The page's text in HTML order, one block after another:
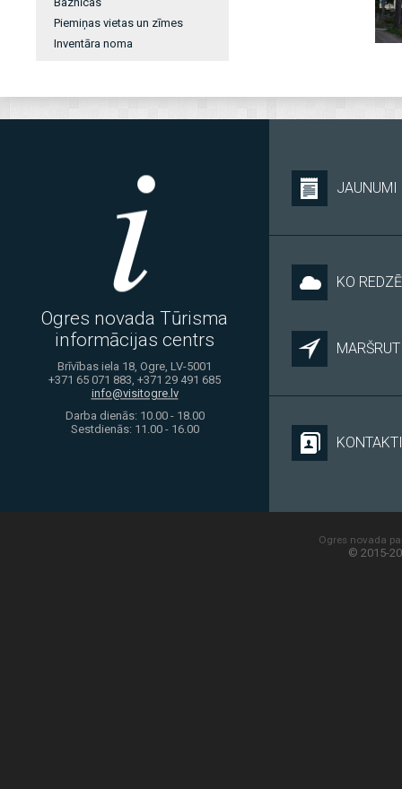
Piemiņas vietas un zīmes
Inventāra noma
Ogres novada Tūrisma
informācijas centrs
Brīvības iela 18, Ogre, LV-5001
+371 65 071 883, +371 29 491 685
info@visitogre.lv
Darba dienās: 10.00 - 18.00
Sestdienās: 11.00 - 16.00
JAUNUMI
KO
KONTAKTI
Ogres novada
© 2015-